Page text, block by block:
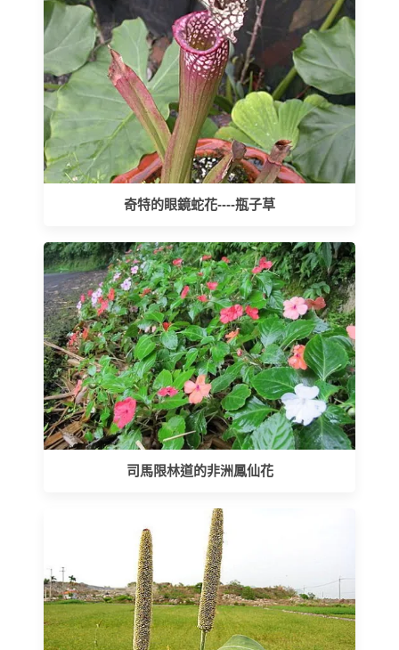
奇特的眼鏡蛇花----瓶子草
司馬限林道的非洲鳳仙花